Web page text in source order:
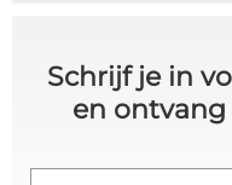
Schrijf je in
en ontvang
10%